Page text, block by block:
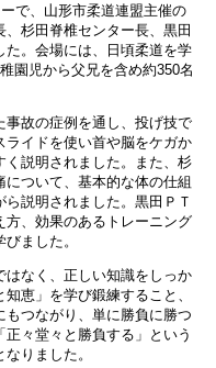
で、山形市柔道連盟主催の
、杉田脊椎センター長、黒田
た。会場には、日頃柔道を学
園児から父兄を含め約350名
故の症例を通し、投げ技で
イドを使い首や脳をケガか
く説明されました。また、杉
ついて、基本的な体の仕組
説明されました。黒田ＰＴ
、効果のあるトレーニング
ました。
はなく、正しい知識をしっか
恵」を学び鍛練すること、
つながり、単に勝負に勝つ
々堂々と勝負する」という
りました。